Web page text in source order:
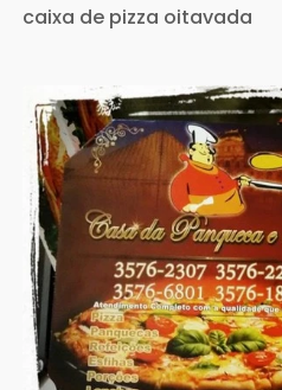
caixa de pizza oitavada